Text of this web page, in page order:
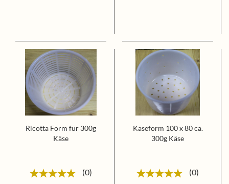
Ricotta Form für 300g
Käse
0
Käseform 100 x 80 ca.
300g Käse
0